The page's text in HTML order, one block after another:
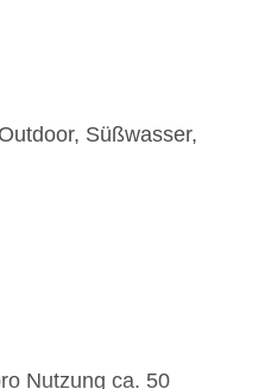
Süßwasser,
Nutzung ca. 50